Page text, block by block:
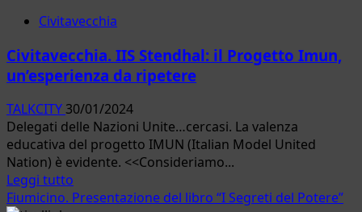
Ladispoli.
farmacie
Flavia
aderiscono
alla
Settimana
della
Raccolta
del
Civitavecchia
Civitavecchia. IIS Stendhal: il Progetto Imun,
un’esperienza da ripetere
TALKCITY 30/01/2024
Delegati delle Nazioni Unite…cercasi. La valenza
educativa del progetto IMUN (Italian Model United
Nation) è evidente. <<Consideriamo...
Leggi tutto
di
Fiumicino. Presentazione del libro “I Segreti del Potere”